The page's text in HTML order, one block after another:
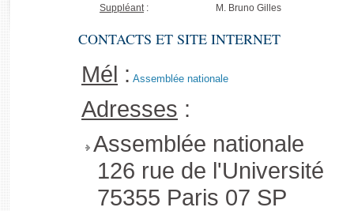
Suppléant: M. Bruno Gilles
CONTACTS ET SITE INTERNET
Mél :Assemblée nationale
Adresses :
Assemblée nationale
126 rue de l'Université
75355 Paris 07 SP